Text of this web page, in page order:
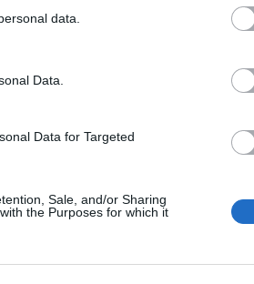
data.
Data.
Data for Targeted
Sale, and/or Sharing
the Purposes for which it